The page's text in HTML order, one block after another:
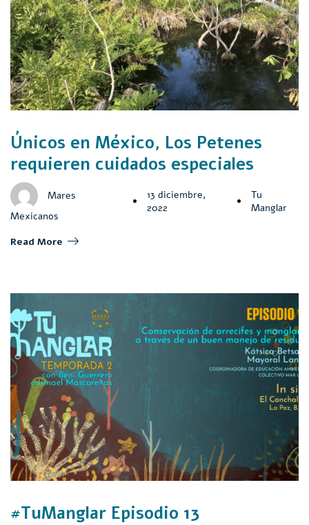
Únicos en México, Los Petenes
requieren cuidados especiales
Mares
Mexicanos
13 diciembre,
2022
Tu
Manglar
Read More
#TuManglar Episodio 13